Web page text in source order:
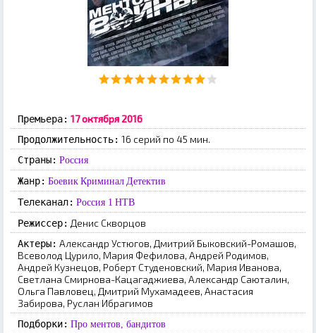
Премьера: 17 октября 2016
Продолжительность: 16 серий по 45 мин.
Страны: Россия
Жанр: Боевик Криминал Детектив
Телеканал: Россия 1 НТВ
Режиссер: Денис Скворцов
Актеры: Александр Устюгов, Дмитрий Быковский-Ромашов,
Всеволод Цурило, Мария Фефилова, Андрей Родимов,
Андрей Кузнецов, Роберт Студеновский, Мария Иванова,
Светлана Смирнова-Кацагаджиева, Александр Саюталин,
Ольга Павловец, Дмитрий Мухамадеев, Анастасия
Забирова, Руслан Ибрагимов
Подборки: Про ментов, бандитов